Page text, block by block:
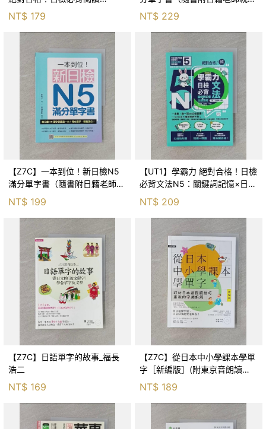
N5（25K）_吉松由美, 西村惠
NT$ 179
標準日語朗讀音檔QR Code）_
麥美弘
NT$ 229
【Z7C】一本到位！新日檢N5
滿分單字書（隨書附日籍老師親
錄標準日語朗讀音檔QR Code）
_麥美弘
NT$ 199
【UT1】學霸力 絕對合格！日檢
必背文法N5：關鍵詞記憶×日劇
情境：一本書，換一張N5合格
證書！（25K+QR碼線上音檔）_
吉松由美,
NT$ 209
【Z7C】日語單字的故事_福長
浩二
NT$ 169
【Z7C】從日本中小學課本學單
字［新編版］(附東京音朗讀
MP3)_福長浩二
NT$ 189